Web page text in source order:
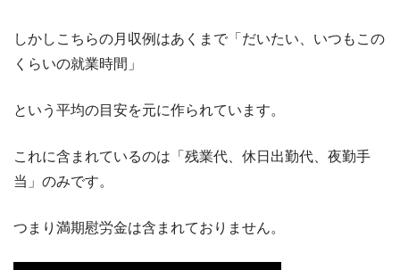
しかしこちらの月収例はあくまで「だいたい、いつもこの
くらいの就業時間」
という平均の目安を元に作られています。
これに含まれているのは「残業代、休日出勤代、夜勤手
当」のみです。
つまり満期慰労金は含まれておりません。